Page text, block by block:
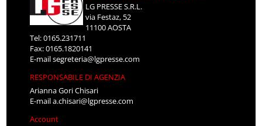
LG PRESSE S.R.L.
via Festaz, 52
11100 AOSTA
Tel: 0165.231711
Fax: 0165.1820141
E-mailsegreteria@lgpresse.com
RESPONSABILE DI AGENZIA
Arianna Gori Chisari
E-maila.chisari@lgpresse.com
Account